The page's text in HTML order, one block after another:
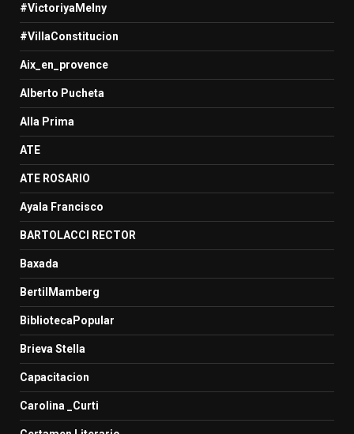
#VictoriyaMelny
#VillaConstitucion
Aix_en_provence
Alberto Pucheta
Alla Prima
ATE
ATE ROSARIO
Ayala Francisco
BARTOLACCI RECTOR
Baxada
BertilMamberg
BibliotecaPopular
Brieva Stella
Capacitacion
Carolina _Curti